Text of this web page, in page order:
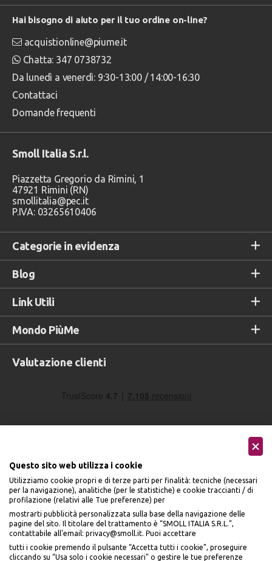
Categorie in evidenza
Blog
Link Utili
Mondo PiùMe
Hai bisogno di aiuto per il tuo ordine on-line?
acquistionline@piume.it
Chatta: 347 0738732
Da lunedì a venerdì: 9:30-13:00 / 14:00-16:30
Contattaci
Domande frequenti
Smoll Italia S.r.l.
Piazzetta Gregorio da Rimini, 1
47921 Rimini (RN)
smollitalia@pec.it
P.IVA: 03265610406
Valutazione clienti
Seguici sui social
Questo sito web utilizza i cookie
Utilizziamo cookie propri e di terze parti per finalità: tecniche (necessari
per la navigazione), analitiche (per le statistiche) e cookie traccianti / di
profilazione (relativi alle Tue preferenze) per
mostrarti pubblicità personalizzata sulla base della navigazione delle
pagine del sito. Il titolare del trattamento è “SMOLL ITALIA S.R.L.”,
contattabile all'email: privacy@smoll.it. Puoi accettare
tutti i cookie premendo il pulsante “Accetta tutti i cookie”, proseguire
cliccando su “Usa solo i cookie necessari" o gestire le tue preferenze